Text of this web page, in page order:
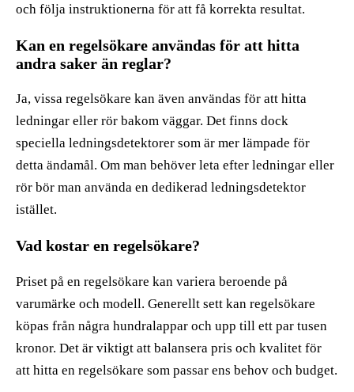
och följa instruktionerna för att få korrekta resultat.
Kan en regelsökare användas för att hitta
andra saker än reglar?
Ja, vissa regelsökare kan även användas för att hitta
ledningar eller rör bakom väggar. Det finns dock
speciella ledningsdetektorer som är mer lämpade för
detta ändamål. Om man behöver leta efter ledningar eller
rör bör man använda en dedikerad ledningsdetektor
istället.
Vad kostar en regelsökare?
Priset på en regelsökare kan variera beroende på
varumärke och modell. Generellt sett kan regelsökare
köpas från några hundralappar och upp till ett par tusen
kronor. Det är viktigt att balansera pris och kvalitet för
att hitta en regelsökare som passar ens behov och budget.